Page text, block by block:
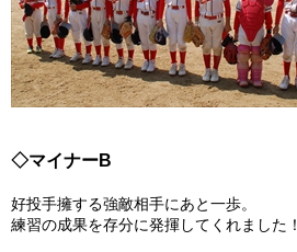
◇マイナーB
好投手擁する強敵相手にあと一歩。
練習の成果を存分に発揮してくれました！